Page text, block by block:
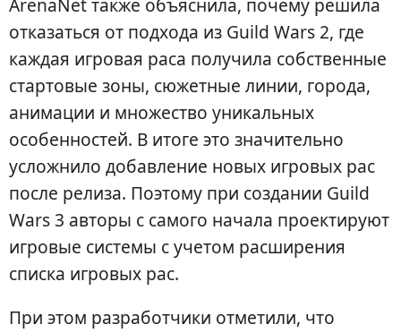
отказаться от подхода из Guild Wars 2, где
каждая игровая раса получила собственные
стартовые зоны, сюжетные линии, города,
анимации и множество уникальных
особенностей. В итоге это значительно
усложнило добавление новых игровых рас
после релиза. Поэтому при создании Guild
Wars 3 авторы с самого начала проектируют
игровые системы с учетом расширения
списка игровых рас.
При этом разработчики отметили, что